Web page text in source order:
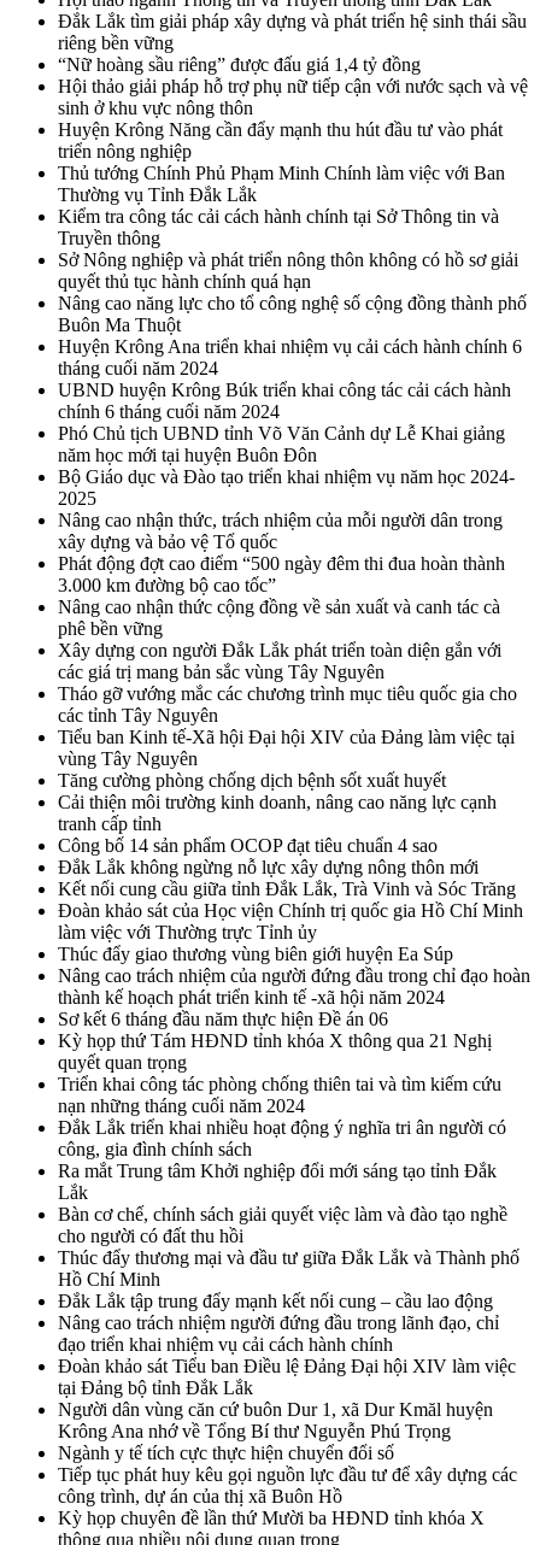
Đắk Lắk tìm giải pháp xây dựng và phát triển hệ sinh thái sầu
riêng bền vững
“Nữ hoàng sầu riêng” được đấu giá 1,4 tỷ đồng
Hội thảo giải pháp hỗ trợ phụ nữ tiếp cận với nước sạch và vệ
sinh ở khu vực nông thôn
Huyện Krông Năng cần đẩy mạnh thu hút đầu tư vào phát
triển nông nghiệp
Thủ tướng Chính Phủ Phạm Minh Chính làm việc với Ban
Thường vụ Tỉnh Đắk Lắk
Kiểm tra công tác cải cách hành chính tại Sở Thông tin và
Truyền thông
Sở Nông nghiệp và phát triển nông thôn không có hồ sơ giải
quyết thủ tục hành chính quá hạn
Nâng cao năng lực cho tổ công nghệ số cộng đồng thành phố
Buôn Ma Thuột
Huyện Krông Ana triển khai nhiệm vụ cải cách hành chính 6
tháng cuối năm 2024
UBND huyện Krông Búk triển khai công tác cải cách hành
chính 6 tháng cuối năm 2024
Phó Chủ tịch UBND tỉnh Võ Văn Cảnh dự Lễ Khai giảng
năm học mới tại huyện Buôn Đôn
Bộ Giáo dục và Đào tạo triển khai nhiệm vụ năm học 2024-
2025
Nâng cao nhận thức, trách nhiệm của mỗi người dân trong
xây dựng và bảo vệ Tổ quốc
Phát động đợt cao điểm “500 ngày đêm thi đua hoàn thành
3.000 km đường bộ cao tốc”
Nâng cao nhận thức cộng đồng về sản xuất và canh tác cà
phê bền vững
Xây dựng con người Đắk Lắk phát triển toàn diện gắn với
các giá trị mang bản sắc vùng Tây Nguyên
Tháo gỡ vướng mắc các chương trình mục tiêu quốc gia cho
các tỉnh Tây Nguyên
Tiểu ban Kinh tế-Xã hội Đại hội XIV của Đảng làm việc tại
vùng Tây Nguyên
Tăng cường phòng chống dịch bệnh sốt xuất huyết
Cải thiện môi trường kinh doanh, nâng cao năng lực cạnh
tranh cấp tỉnh
Công bố 14 sản phẩm OCOP đạt tiêu chuẩn 4 sao
Đắk Lắk không ngừng nỗ lực xây dựng nông thôn mới
Kết nối cung cầu giữa tỉnh Đắk Lắk, Trà Vinh và Sóc Trăng
Đoàn khảo sát của Học viện Chính trị quốc gia Hồ Chí Minh
làm việc với Thường trực Tỉnh ủy
Thúc đẩy giao thương vùng biên giới huyện Ea Súp
Nâng cao trách nhiệm của người đứng đầu trong chỉ đạo hoàn
thành kế hoạch phát triển kinh tế -xã hội năm 2024
Sơ kết 6 tháng đầu năm thực hiện Đề án 06
Kỳ họp thứ Tám HĐND tỉnh khóa X thông qua 21 Nghị
quyết quan trọng
Triển khai công tác phòng chống thiên tai và tìm kiếm cứu
nạn những tháng cuối năm 2024
Đắk Lắk triển khai nhiều hoạt động ý nghĩa tri ân người có
công, gia đình chính sách
Ra mắt Trung tâm Khởi nghiệp đổi mới sáng tạo tỉnh Đắk
Lắk
Bàn cơ chế, chính sách giải quyết việc làm và đào tạo nghề
cho người có đất thu hồi
Thúc đẩy thương mại và đầu tư giữa Đắk Lắk và Thành phố
Hồ Chí Minh
Đắk Lắk tập trung đẩy mạnh kết nối cung – cầu lao động
Nâng cao trách nhiệm người đứng đầu trong lãnh đạo, chỉ
đạo triển khai nhiệm vụ cải cách hành chính
Đoàn khảo sát Tiểu ban Điều lệ Đảng Đại hội XIV làm việc
tại Đảng bộ tỉnh Đắk Lắk
Người dân vùng căn cứ buôn Dur 1, xã Dur Kmăl huyện
Krông Ana nhớ về Tổng Bí thư Nguyễn Phú Trọng
Ngành y tế tích cực thực hiện chuyển đổi số
Tiếp tục phát huy kêu gọi nguồn lực đầu tư để xây dựng các
công trình, dự án của thị xã Buôn Hồ
Kỳ họp chuyên đề lần thứ Mười ba HĐND tỉnh khóa X
thông qua nhiều nội dung quan trọng